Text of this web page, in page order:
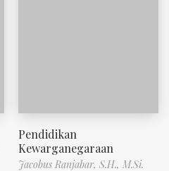
Pendidikan
Kewarganegaraan
Jacobus Ranjabar, S.H., M.Si.